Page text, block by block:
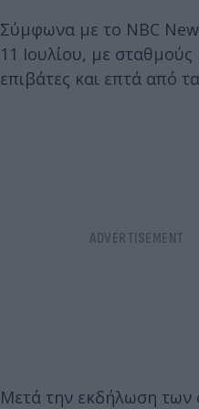
Σύμφωνα με το NBC
11 Ιουλίου, με
επιβάτες και επτά από
Μετά την εκδήλωση των